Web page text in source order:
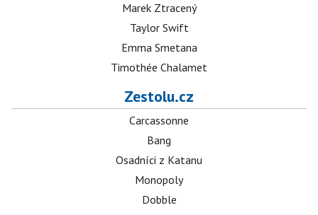
Marek Ztracený
Taylor Swift
Emma Smetana
Timothée Chalamet
Zestolu.cz
Carcassonne
Bang
Osadníci z Katanu
Monopoly
Dobble